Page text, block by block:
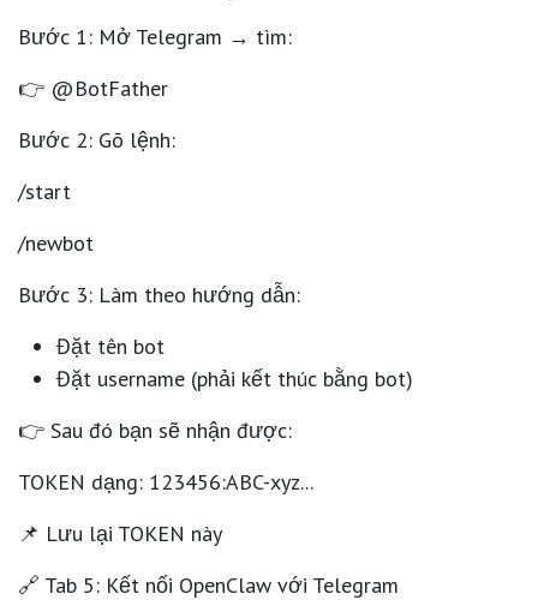
Bước 1: Mở Telegram → tìm:
👉 @BotFather
Bước 2: Gõ lệnh:
/start
/newbot
Bước 3: Làm theo hướng dẫn:
Đặt tên bot
Đặt username (phải kết thúc bằng bot)
👉 Sau đó bạn sẽ nhận được:
TOKEN dạng: 123456:ABC-xyz...
📌 Lưu lại TOKEN này
🔗 Tab 5: Kết nối OpenClaw với Telegram